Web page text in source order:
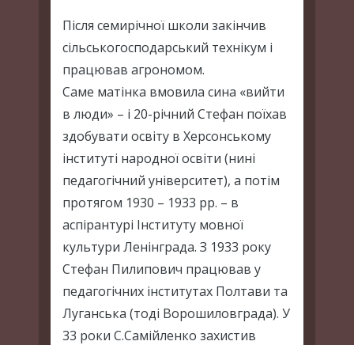
Після семирічної школи закінчив
сільськогосподарський технікум і
працював агрономом.
Саме матінка вмовила сина «вийти
в люди» – і 20-річний Стефан поїхав
здобувати освіту в Херсонському
інституті народної освіти (нині
педагогічний університет), а потім
протягом 1930 – 1933 рр. – в
аспірантурі Інституту мовної
культури Ленінграда. З 1933 року
Стефан Пилипович працював у
педагогічних інститутах Полтави та
Луганська (тоді Ворошиловграда). У
33 роки С.Самійленко захистив